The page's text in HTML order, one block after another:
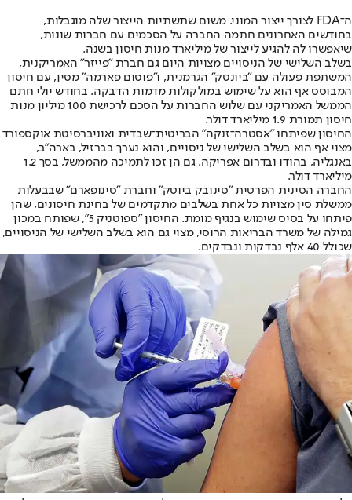
ה־FDA לצורך ייצור המוני. משום שתשתיות הייצור שלה מוגבלות,
בחודשים האחרונים חתמה החברה על הסכמים עם חברות שונות,
שיאפשרו לה להגיע לייצור של מיליארד מנות חיסון בשנה.
בשלב השלישי של הניסויים מצויות היום גם חברת "פייזר" האמריקנית,
המשתפת פעולה עם "ביונטק" הגרמנית, ו"פוסום פארמה" מסין, עם חיסון
המבוסס אף הוא על שימוש במולקולות מדמות הדבקה. בחודש יולי חתם
הממשל האמריקני עם שלוש החברות על הסכם לרכישת 100 מיליון מנות
חיסון תמורת 1.9 מיליארד דולר.
החיסון שפיתחו "אסטרה־זנקה" הבריטית־שבדית ואוניברסיטת אוקספורד
מצוי אף הוא בשלב השלישי של ניסויים, והוא נערך בברזיל, בארה"ב,
באנגליה, בהודו ובדרום אפריקה. גם הן זכו לתמיכה מהממשל, בסך 1.2
מיליארד דולר.
החברה הסינית הפרטית "סינובק ביוטק" וחברת "סינופארם" שבבעלות
ממשלת סין מצויות כל אחת בשלבים מתקדמים של בחינת חיסונים, שהן
פיתחו על בסיס שימוש בנגיף מומת. החיסון "ספוטניק 5", שפותח במכון
גמילה של משרד הבריאות הרוסי, מצוי גם הוא בשלב השלישי של הניסויים,
שכולל 40 אלף נבדקות ונבדקים.